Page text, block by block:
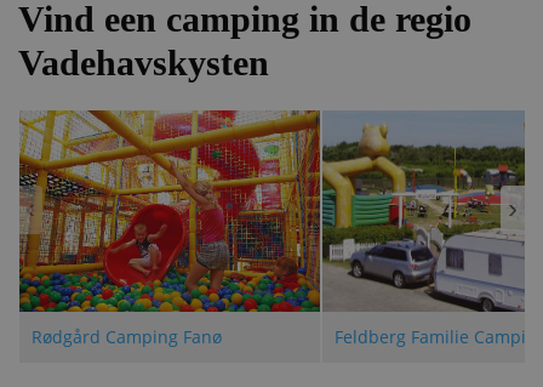
Vind een camping in de regio
Vadehavskysten
Rødgård Camping Fanø Feldberg Familie
‹ ›